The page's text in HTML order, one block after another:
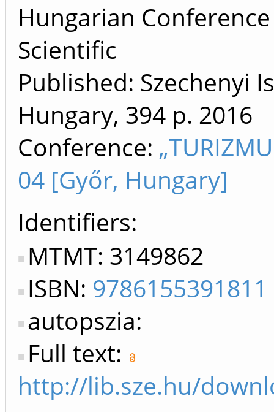
Hungarian
Scientific
Published: Szechenyi
Hungary, 394 p. 2016
Conference:
04 [Győr, Hungary]
Identifiers
MTMT: 3149862
ISBN: 9786155391811
autopszia:
Full text:
http://lib.sze.hu/